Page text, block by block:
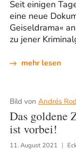
Seit einigen
eine neue
Geiseldrama«
zu jener
mehr lesen
Bild von Andrés
Das goldene
ist vorbei!
11. August 2021